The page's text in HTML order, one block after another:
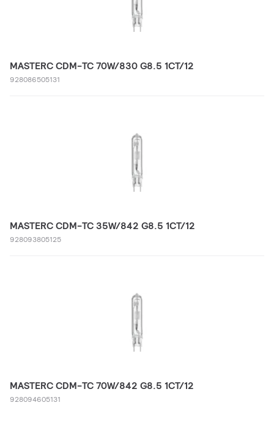
MASTERC CDM-TC 70W/830 G8.5 1CT/12
928086505131
MASTERC CDM-TC 35W/842 G8.5 1CT/12
928093805125
MASTERC CDM-TC 70W/842 G8.5 1CT/12
928094605131